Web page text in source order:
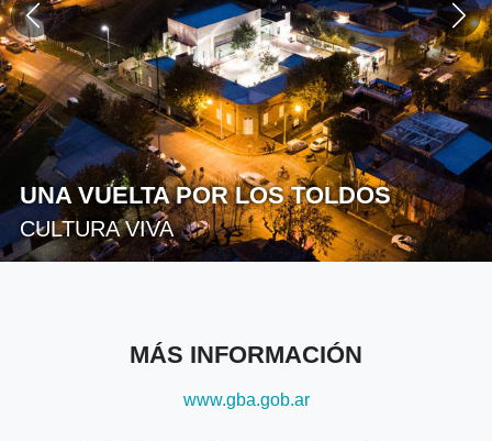
ESCENAS DE SEMANA SANTA
¡LA FE DE LOS PUEBLOS!
MÁS INFORMACIÓN
www.gba.gob.ar